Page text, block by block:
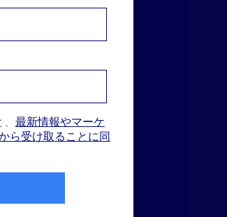
最新情報やマーケ
ら受け取ることに同